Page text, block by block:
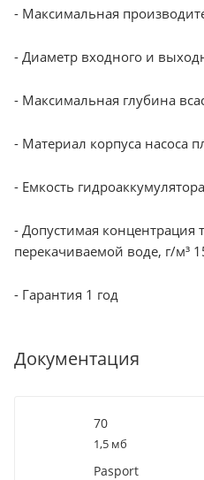
- Максимальная
- Диаметр входного и
- Максимальная глубина
- Материал корпуса насоса
- Емкость
- Допустимая концентрация
перекачиваемой воде, г/м³
- Гарантия 1 год
Документация
70
1,5 мб
Pasport